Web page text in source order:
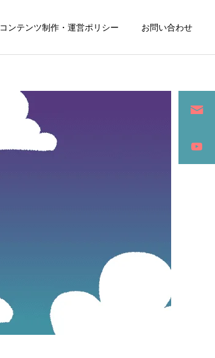
コンテンツ制作・運営ポリシー お問い合わせ
詳細を見る
SEO / セールスライティング